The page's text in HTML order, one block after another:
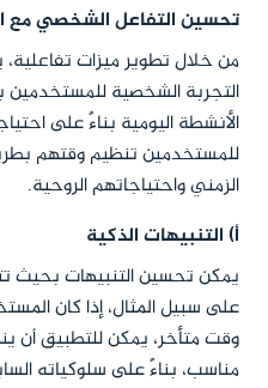
تحسين التفاعل الشخصي مع
من خلال تطوير ميزات
التجربة الشخصية
الأنشطة اليومية بناءً على
للمستخدمين تنظيم وقتهم
الزمني واحتياجاتهم الروحية.
أ) التنبيهات الذكية
يمكن تحسين التنبيهات
على سبيل المثال، إذا كان
وقت متأخر، يمكن للتطبيق أن
مناسب، بناءً على سلوكياته